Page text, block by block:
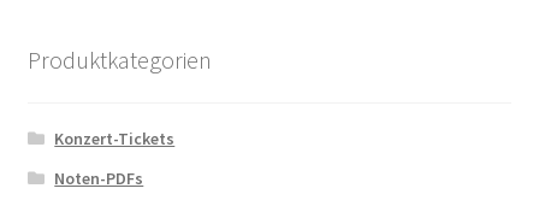
Produktkategorien
Konzert-Tickets
Noten-PDFs